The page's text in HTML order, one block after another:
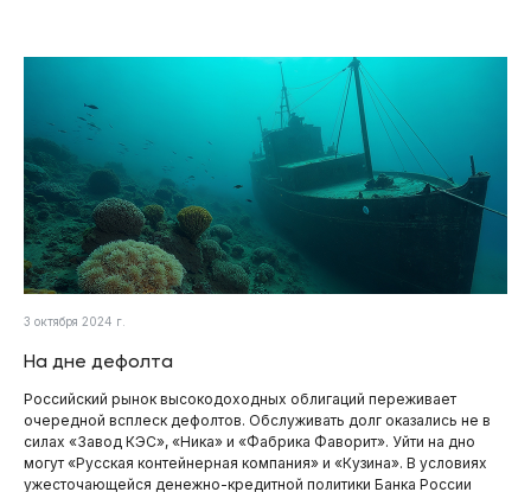
3 октября 2024 г.
На дне дефолта
Российский рынок высокодоходных облигаций переживает
очередной всплеск дефолтов. Обслуживать долг оказались не в
силах «Завод КЭС», «Ника» и «Фабрика Фаворит». Уйти на дно
могут «Русская контейнерная компания» и «Кузина». В условиях
ужесточающейся денежно-кредитной политики Банка России